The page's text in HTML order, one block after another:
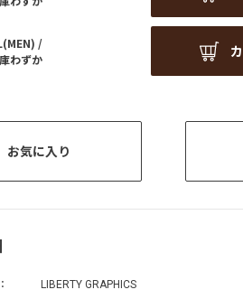
/
わずか
お気に入り
LIBERTY GRAPHICS